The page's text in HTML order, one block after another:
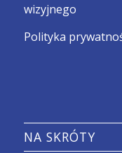
wizyjnego
Polityka
NA SKRÓTY